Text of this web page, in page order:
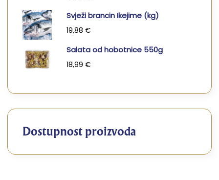
Svježi brancin Ikejime (kg)
19,88 €
Salata od hobotnice 550g
18,99 €
Dostupnost proizvoda